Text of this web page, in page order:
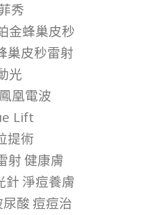
秀
金蜂巢皮秒
巢皮秒雷射
光
凰電波
Lift
提術
射 健康膚
針淨痘養膚
酸 痘痘治